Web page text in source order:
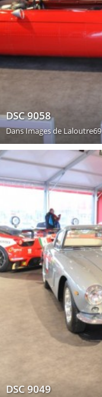
DSC 9058
DansImages de Laloutre69
DSC 9049